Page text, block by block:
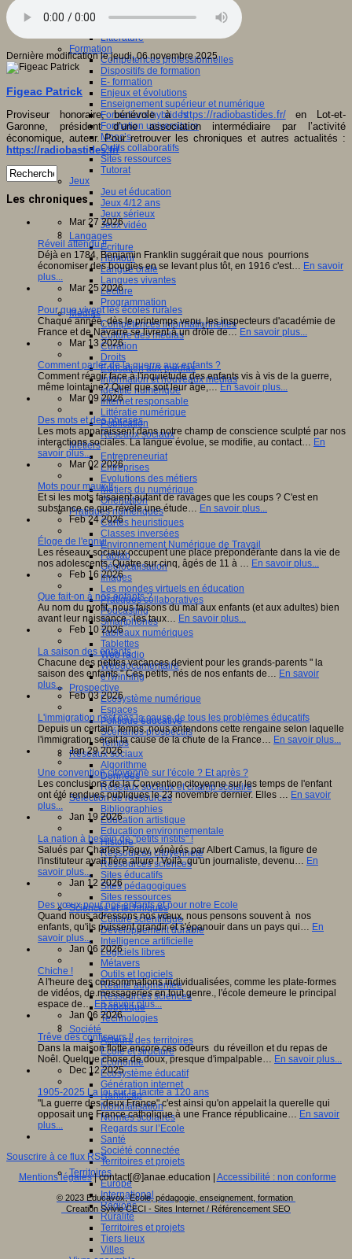
Culture et numérique
Littérature
Formation
Compétences professionnelles
Dispositifs de formation
E- formation
Enjeux et évolutions
Enseignement supérieur et numérique
Formations hybrides
Formation universitaire
Mooc’s
Outils collaboratifs
Sites ressources
Tutorat
Jeux
Jeu et éducation
Jeux 4/12 ans
Jeux sérieux
Jeux vidéo
Langages
Ecriture
Humour
Langue orale
Langues vivantes
Lecture
Programmation
Médias
Compétences informationnelles
Culture des médias
Curation
Droits
Education aux médias
Information et nouveaux médias
Identité numérique
Internet responsable
Littératie numérique
Publication
Réseaux sociaux
Métiers
Entrepreneuriat
Entreprises
Evolutions des métiers
Métiers du numérique
Orientation
Pratiques numériques
Cartes heuristiques
Classes inversées
Environnement Numérique de Travail
Fablab
Géolocalisation
Images
Les mondes virtuels en éducation
Pratiques collaboratives
Podcasting
Smartphones
Tableaux numériques
Tablettes
Web radio
Webdocumentaire
eTwinning
Prospective
Ecosystème numérique
Espaces
Politique éducative
Scénarios prospectifs
Temps
Réseaux sociaux
Algorithme
Données
Réseaux sociaux et champ scolaire
Sélection de ressources
Bibliographies
Education artistique
Education environnementale
Histoire
Ressources citoyenneté
Ressources sciences
Sites éducatifs
Sites pédagogiques
Sites ressources
Sciences et techniques
Culture scientifique
Développement durable
Intelligence artificielle
Logiciels libres
Métavers
Outils et logiciels
Réalité augmentée
Ressources sciences
Robotique
Technologies
Société
Acteurs des territoires
Ecole et structure
Economie
Ecosystème éducatif
Génération internet
Handicap
Mondialisation
Normes scolaires
Regards sur l’Ecole
Santé
Société connectée
Territoires et projets
Territoires
Europe
International
Régions
Ruralité
Territoires et projets
Tiers lieux
Villes
Dernière modification le jeudi, 06 novembre 2025
Figeac Patrick
Proviseur honoraire, bénévole àhttps://radiobastides.fr/en Lot-et-
Garonne, président d’une association intermédiaire par l’activité
économique, auteur. Pour retrouver les chroniques et autres actualités :
https://radiobastides.fr/
Les chroniques
Mar 27 2026
Réveil attendu !!
Déjà en 1784, Benjamin Franklin suggérait que nous pourrions
économiser des bougies en se levant plus tôt, en 1916 c'est… En savoir
plus...
Mar 25 2026
Pour que vivent les écoles rurales
Chaque année, dès le printemps venu, les inspecteurs d'académie de
France et de Navarre se livrent à un drôle de… En savoir plus...
Mar 13 2026
Comment parler de la guerre aux enfants ?
Comment réagir face à l'inquiétude des enfants vis à vis de la guerre,
même lointaine? Quel que soit leur âge,…En savoir plus...
Mar 09 2026
Des mots et des phrases
Les mots apparaissent dans notre champ de conscience sculpté par nos
interactions sociales. La langue évolue, se modifie, au contact… En
savoir plus...
Mar 02 2026
Mots pour maux !!
Et si les mots faisaient autant de ravages que les coups ? C'est en
substance ce que révèle une étude… En savoir plus...
Feb 24 2026
Éloge de l'ennui
Les réseaux sociaux occupent une place prépondérante dans la vie de
nos adolescents. Quatre sur cinq, âgés de 11 à … En savoir plus...
Feb 16 2026
Que fait-on à nos enfants ?
Au nom du profit, nous faisons du mal aux enfants (et aux adultes) bien
avant leur naissance : les taux… En savoir plus...
Feb 10 2026
La saison des enfants
Chacune des petites vacances devient pour les grands-parents " la
saison des enfants." Ces petits, nés de nos enfants de… En savoir
plus...
Feb 03 2026
L'immigration nest pas la cause de tous les problèmes éducatifs
Depuis un certain temps, nous entendons cette rengaine selon laquelle
l'immigration serait la cause de la chute de la France… En savoir plus...
Jan 29 2026
Une convention citoyenne sur l'école ? Et après ?
Les conclusions de la Convention citoyenne sur les temps de l'enfant
ont été rendues publiques le 23 novembre dernier. Elles … En savoir
plus...
Jan 19 2026
La nation à besoin de "petits instits" !
Salués par Charles Peguy, vénèrés par Albert Camus, la figure de
l'instituteur avait fière allure ! Voilà qu'un journaliste, devenu… En
savoir plus...
Jan 12 2026
Des vœux pour nos enfants et pour notre Ecole
Quand nous adressons nos vœux, nous pensons souvent à nos
enfants, qu'ils puissent grandir et s'épanouir dans un pays qui… En
savoir plus...
Jan 06 2026
Chiche !
A l'heure des consommations individualisées, comme les plate-formes
de vidéos, de.messageries en tout genre., l'école demeure le principal
espace de… En savoir plus...
Jan 06 2026
Trêve des confiseurs !!
Dans la maison flotte encore ces odeurs du réveillon et du repas de
Noêl. Quelque chose de doux, presque d'impalpable… En savoir plus...
Dec 12 2025
1905-2025 La loi sur la laïcité a 120 ans
"La guerre des deux France" c'est ainsi qu'on appelait la querelle qui
opposait une France catholique à une France républicaine… En savoir
plus...
Souscrire à ce flux RSS
Mentions légales| contact[@]anae.education | Accessibilité : non conforme
© 2023 Educavox, Ecole, pédagogie, enseignement, formation
Creation Sylvie CECI - Sites Internet / Référencement SEO